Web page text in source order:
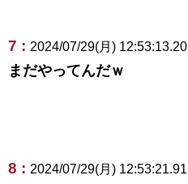
7 : 2024/07/29(月) 12:53:13.20
まだやってんだｗ
8 : 2024/07/29(月) 12:53:21.91